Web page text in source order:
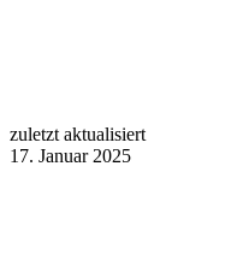
zuletzt aktualisiert
17. Januar 2025